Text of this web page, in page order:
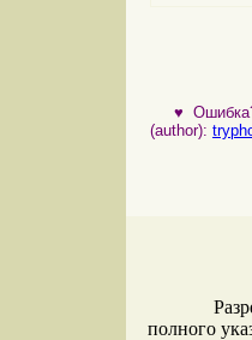
♥
(author):
полного